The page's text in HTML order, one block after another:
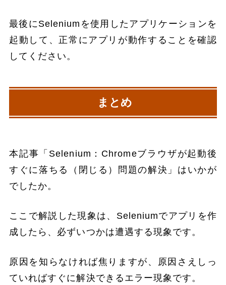
最後にSeleniumを使用したアプリケーションを
起動して、正常にアプリが動作することを確認
してください。
まとめ
本記事「Selenium：Chromeブラウザが起動後
すぐに落ちる（閉じる）問題の解決」はいかが
でしたか。
ここで解説した現象は、Seleniumでアプリを作
成したら、必ずいつかは遭遇する現象です。
原因を知らなければ焦りますが、原因さえしっ
ていればすぐに解決できるエラー現象です。